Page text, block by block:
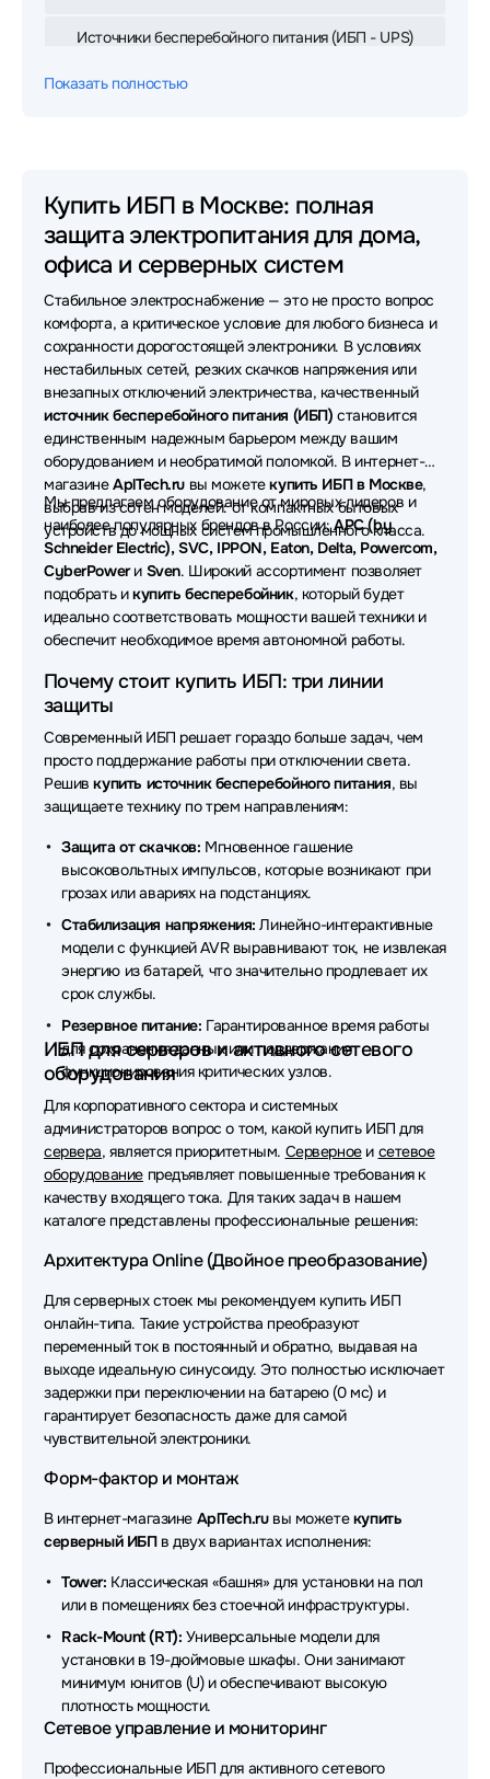
Источники бесперебойного питания (ИБП - UPS)
Источники бесперебойного питания (ИБП - UPS)
Powercom
Источники бесперебойного питания (ИБП - UPS)
CyberPower
Источники бесперебойного питания (ИБП - UPS)
SVC
Источники бесперебойного питания (ИБП - UPS)
Powerman
Источники бесперебойного питания (ИБП - UPS)
Импульс
Источники бесперебойного питания (ИБП - UPS)
Tuncmatik
Источники бесперебойного питания (ИБП - UPS)
Systeme Electric
Источники бесперебойного питания (ИБП - UPS)
Источники бесперебойного питания (ИБП - UPS)
Delta
Штиль
Источники бесперебойного питания (ИБП - UPS)
Источники бесперебойного питания (ИБП - UPS)
БАСТИОН
Источники бесперебойного питания (ИБП - UPS)
SMARTWATT
Источники бесперебойного питания (ИБП - UPS) ITK
Источники бесперебойного питания (ИБП - UPS)
Vertiv
Источники бесперебойного питания (ИБП - UPS)
Legrand
Источники бесперебойного питания (ИБП - UPS)
Источники бесперебойного питания (ИБП - UPS)
Связь инжиниринг
Источники бесперебойного питания (ИБП - UPS)
MARSRIVA
ACD
Источники бесперебойного питания (ИБП - UPS)
Astergo
Источники бесперебойного питания (ИБП - UPS)
Raskat
Источники бесперебойного питания (ИБП - UPS)
ADC
Источники бесперебойного питания (ИБП - UPS)
Показать полностью
Купить ИБП в Москве: полная
защита электропитания для дома,
офиса и серверных систем
Стабильное электроснабжение — это не просто вопрос
комфорта, а критическое условие для любого бизнеса и
сохранности дорогостоящей электроники. В условиях
нестабильных сетей, резких скачков напряжения или
внезапных отключений электричества, качественный
источник бесперебойного питания (ИБП) становится
единственным надежным барьером между вашим
оборудованием и необратимой поломкой. В интернет-
магазинеAplTech.ru вы можетекупить ИБП в Москве,
выбрав из сотен моделей: от компактных бытовых
устройств до мощных систем промышленного класса.
Мы предлагаем оборудование от мировых лидеров и
наиболее популярных брендов в России:APC (by
Schneider Electric), SVC, IPPON, Eaton, Delta, Powercom,
CyberPowerи Sven. Широкий ассортимент позволяет
подобрать икупить бесперебойник, который будет
идеально соответствовать мощности вашей техники и
обеспечит необходимое время автономной работы.
Почему стоит купить ИБП: три линии
защиты
Современный ИБП решает гораздо больше задач, чем
просто поддержание работы при отключении света.
Решивкупить источник бесперебойного питания, вы
защищаете технику по трем направлениям:
Защита от скачков: Мгновенное гашение
высоковольтных импульсов, которые возникают при
грозах или авариях на подстанциях.
Стабилизация напряжения: Линейно-интерактивные
модели с функцией AVR выравнивают ток, не извлекая
энергию из батарей, что значительно продлевает их
срок службы.
Резервное питание: Гарантированное время работы
для сохранения данных или поддержания
функционирования критических узлов.
ИБП для серверов и активного сетевого
оборудования
Для корпоративного сектора и системных
администраторов вопрос о том, какой купить ИБП для
сервера, является приоритетным. Серверноеи сетевое
оборудованиепредъявляет повышенные требования к
качеству входящего тока. Для таких задач в нашем
каталоге представлены профессиональные решения:
Архитектура Online (Двойное преобразование)
Для серверных стоек мы рекомендуем купить ИБП
онлайн-типа. Такие устройства преобразуют
переменный ток в постоянный и обратно, выдавая на
выходе идеальную синусоиду. Это полностью исключает
задержки при переключении на батарею (0 мс) и
гарантирует безопасность даже для самой
чувствительной электроники.
Форм-фактор и монтаж
В интернет-магазине AplTech.ruвы можетекупить
серверный ИБПв двух вариантах исполнения:
Tower: Классическая «башня» для установки на пол
или в помещениях без стоечной инфраструктуры.
Rack-Mount (RT): Универсальные модели для
установки в 19-дюймовые шкафы. Они занимают
минимум юнитов (U) и обеспечивают высокую
плотность мощности.
Сетевое управление и мониторинг
Профессиональные ИБП для активного сетевого